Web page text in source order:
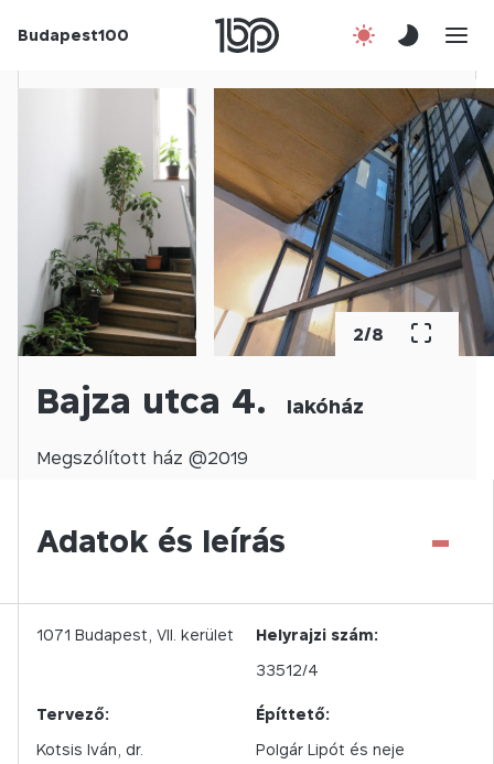
Budapest100
Csatlakozz!
Kapcsolat
En
2/8
Bajza utca 4. lakóház
Megszólított ház @2019
Adatok és leírás -
1071 Budapest, VII. kerület
Helyrajzi szám:
33512/4
Tervező:
Kotsis Iván, dr.
Építtető:
Polgár Lipót és neje